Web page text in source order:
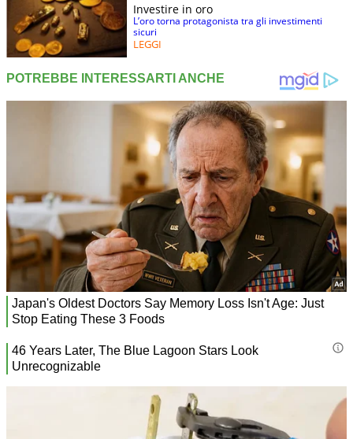
Investire in oro
L’oro torna protagonista tra gli investimenti
sicuri
LEGGI